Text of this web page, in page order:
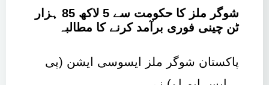
شوگر ملز کا حکومت سے 5 لاکھ 85 ہزار
ٹن چینی فوری برآمد کرنے کا مطالبہ
پاکستان شوگر ملز ایسوسی ایشن (پی